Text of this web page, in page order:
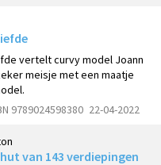
vertelt curvy model Joann
meisje met een maatje
9789024598380 22-04-2022
van 143 verdiepingen